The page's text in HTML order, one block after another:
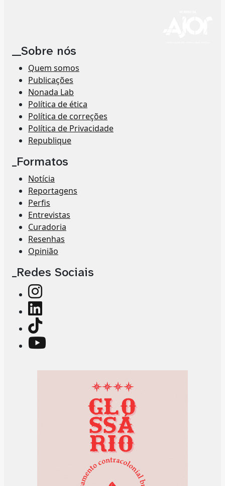
__Sobre nós
Quem somos
Publicações
Nonada Lab
Política de ética
Política de correções
Política de Privacidade
Republique
_Formatos
Notícia
Reportagens
Perfis
Entrevistas
Curadoria
Resenhas
Opinião
_Redes Sociais